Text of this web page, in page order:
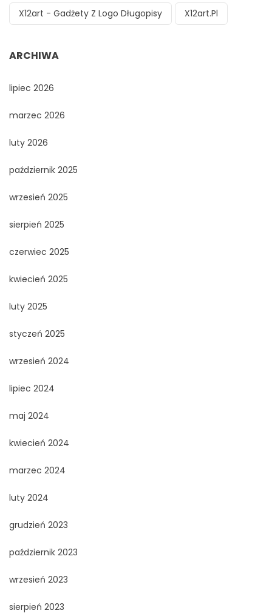
X12art - Gadżety Z Logo Długopisy X12art.pl
ARCHIWA
lipiec 2026
marzec 2026
luty 2026
październik 2025
wrzesień 2025
sierpień 2025
czerwiec 2025
kwiecień 2025
luty 2025
styczeń 2025
wrzesień 2024
lipiec 2024
maj 2024
kwiecień 2024
marzec 2024
luty 2024
grudzień 2023
październik 2023
wrzesień 2023
sierpień 2023